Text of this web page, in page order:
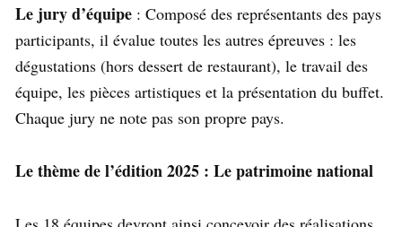
Le jury d’équipe : Composé des représentants des pays
participants, il évalue toutes les autres épreuves : les
dégustations (hors dessert de restaurant), le travail des
équipe, les pièces artistiques et la présentation du buffet.
Chaque jury ne note pas son propre pays.
Le thème de l’édition 2025 : Le patrimoine national